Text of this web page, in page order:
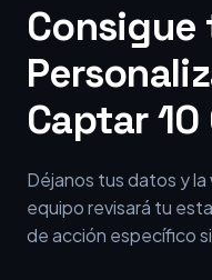
Consigue
Captar
Déjanos tus datos y
equipo revisará tu
de acción específico